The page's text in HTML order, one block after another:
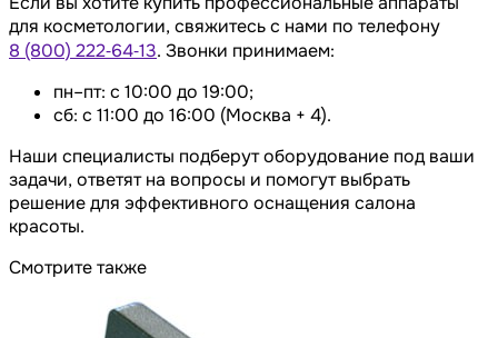
для косметологии, свяжитесь с нами по телефону
8 (800) 222‑64‑13. Звонки принимаем:
пн–пт: с 10:00 до 19:00;
сб: с 11:00 до 16:00 (Москва + 4).
Наши специалисты подберут оборудование под ваши
задачи, ответят на вопросы и помогут выбрать
решение для эффективного оснащения салона
красоты.
Смотрите также